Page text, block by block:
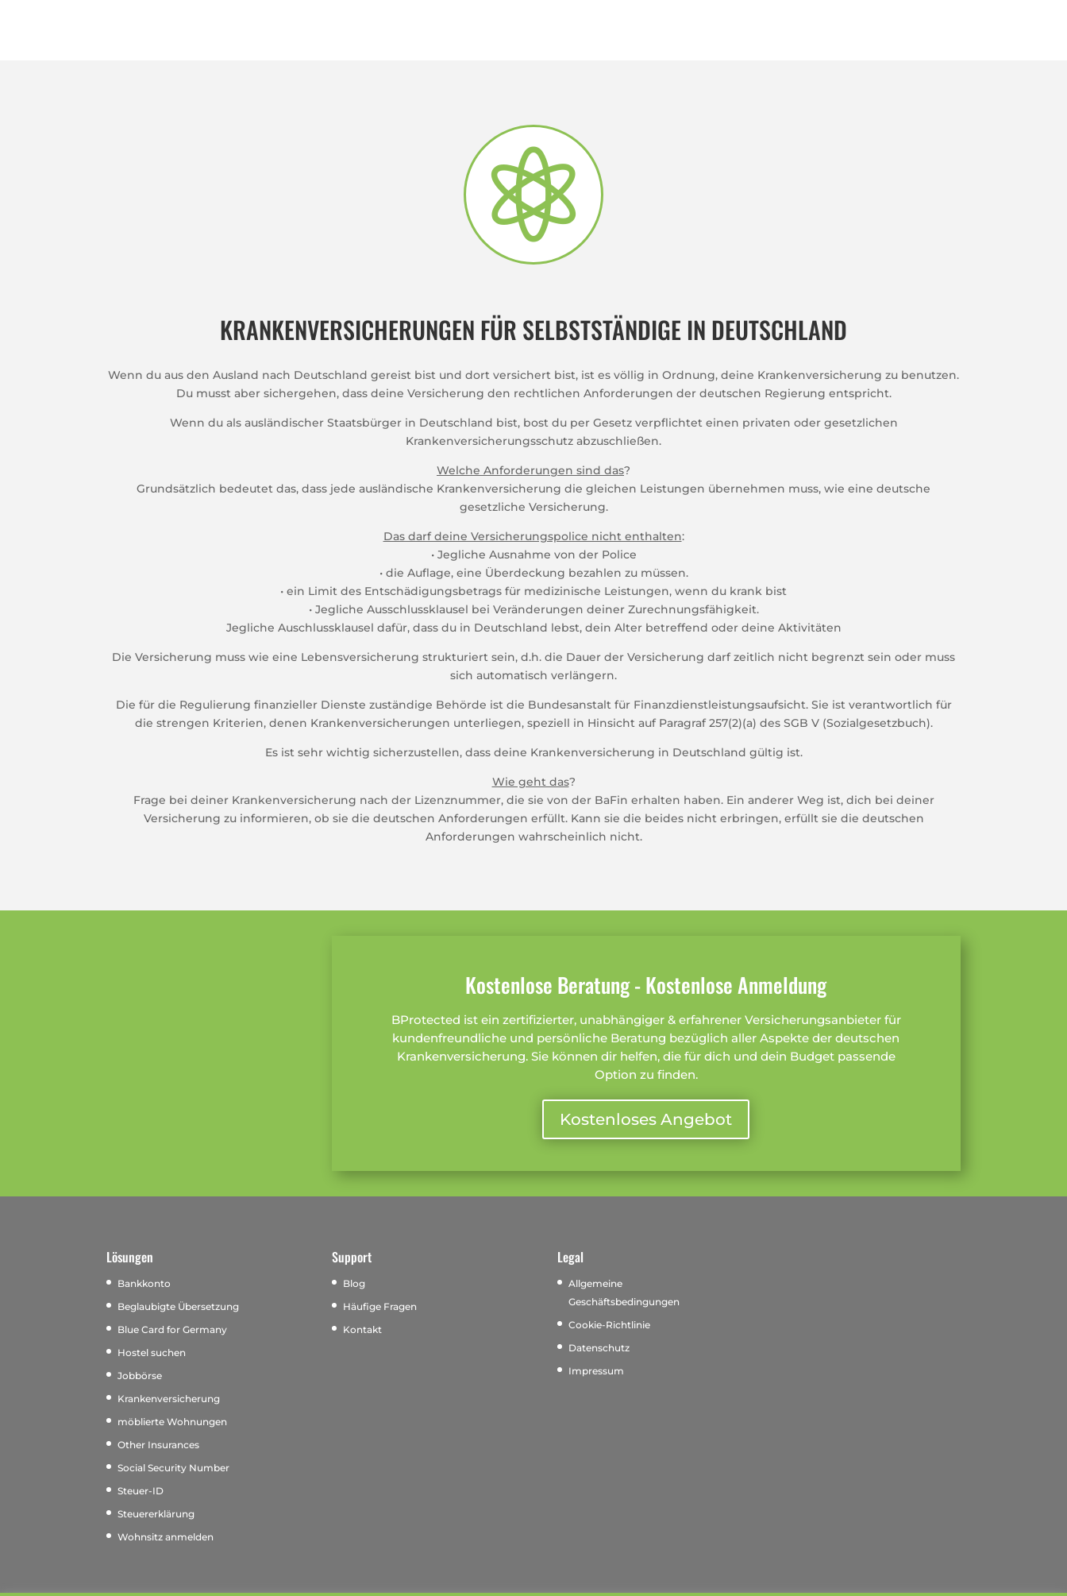

KRANKENVERSICHERUNGEN FÜR SELBSTSTÄNDIGE IN DEUTSCHLAND
Wenn du aus den Ausland nach Deutschland gereist bist und dort versichert bist, ist es völlig in Ordnung, deine Krankenversicherung zu benutzen.
Du musst aber sichergehen, dass deine Versicherung den rechtlichen Anforderungen der deutschen Regierung entspricht.
Wenn du als ausländischer Staatsbürger in Deutschland bist, bost du per Gesetz verpflichtet einen privaten oder gesetzlichen
Krankenversicherungsschutz abzuschließen.
Welche Anforderungen sind das?
Grundsätzlich bedeutet das, dass jede ausländische Krankenversicherung die gleichen Leistungen übernehmen muss, wie eine deutsche
gesetzliche Versicherung.
Das darf deine Versicherungspolice nicht enthalten:
• Jegliche Ausnahme von der Police
• die Auflage, eine Überdeckung bezahlen zu müssen.
• ein Limit des Entschädigungsbetrags für medizinische Leistungen, wenn du krank bist
• Jegliche Ausschlussklausel bei Veränderungen deiner Zurechnungsfähigkeit.
Jegliche Auschlussklausel dafür, dass du in Deutschland lebst, dein Alter betreffend oder deine Aktivitäten
Die Versicherung muss wie eine Lebensversicherung strukturiert sein, d.h. die Dauer der Versicherung darf zeitlich nicht begrenzt sein oder muss
sich automatisch verlängern.
Die für die Regulierung finanzieller Dienste zuständige Behörde ist die Bundesanstalt für Finanzdienstleistungsaufsicht. Sie ist verantwortlich für
die strengen Kriterien, denen Krankenversicherungen unterliegen, speziell in Hinsicht auf Paragraf 257(2)(a) des SGB V (Sozialgesetzbuch).
Es ist sehr wichtig sicherzustellen, dass deine Krankenversicherung in Deutschland gültig ist.
Wie geht das?
Frage bei deiner Krankenversicherung nach der Lizenznummer, die sie von der BaFin erhalten haben. Ein anderer Weg ist, dich bei deiner
Versicherung zu informieren, ob sie die deutschen Anforderungen erfüllt. Kann sie die beides nicht erbringen, erfüllt sie die deutschen
Anforderungen wahrscheinlich nicht.
Kostenlose Beratung - Kostenlose Anmeldung
BProtected ist ein zertifizierter, unabhängiger & erfahrener Versicherungsanbieter für
kundenfreundliche und persönliche Beratung bezüglich aller Aspekte der deutschen
Krankenversicherung. Sie können dir helfen, die für dich und dein Budget passende
Option zu finden.
Kostenloses Angebot
Lösungen
Bankkonto
Beglaubigte Übersetzung
Blue Card for Germany
Hostel suchen
Jobbörse
Krankenversicherung
möblierte Wohnungen
Other Insurances
Social Security Number
Steuer-ID
Steuererklärung
Wohnsitz anmelden
Support
Blog
Häufige Fragen
Kontakt
Legal
Allgemeine
Geschäftsbedingungen
Cookie-Richtlinie
Datenschutz
Impressum